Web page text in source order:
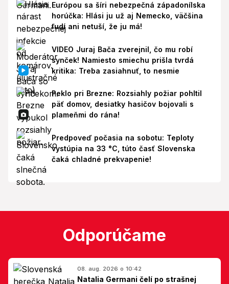
Európou sa šíri nebezpečná západonílska
horúčka: Hlási ju už aj Nemecko, väčšina
ľudí ani netuší, že ju má!
VIDEO Juraj Bača zverejnil, čo mu robí
synček! Namiesto smiechu prišla tvrdá
kritika: Treba zasiahnuť, to nesmie
Peklo pri Brezne: Rozsiahly požiar pohltil
päť domov, desiatky hasičov bojovali s
plameňmi do rána!
Predpoveď počasia na sobotu: Teploty
vystúpia na 33 °C, túto časť Slovenska
čaká chladné prekvapenie!
Odporúčame
08. aug. 2026 o 10:42
Natalia Germani čelí po strašnej